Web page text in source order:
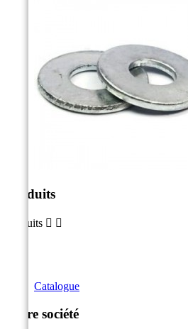
Produits
Produits  
Catalogue
Notre société